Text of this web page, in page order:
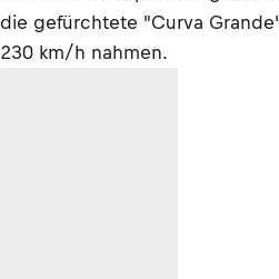
die gefürchtete "Curva
230 km/h nahmen.